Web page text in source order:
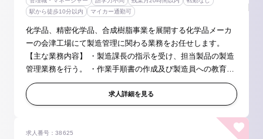
駅から徒歩10分以内
マイカー通勤可
化学品、精密化学品、合成樹脂事業を展開する化学品メーカ
ーの会津工場にて製造管理に関わる業務をお任せします。
【主な業務内容】 ・製造課長の指示を受け、担当製品の製造
管理業務を行う。 ・作業手順書の作成及び製造員への教育。
・作業指示書の作成 ・製造記録の確認及びデータ入力 ・トラ
ブル・異常等の...
求人詳細を見る
求人番号：38625